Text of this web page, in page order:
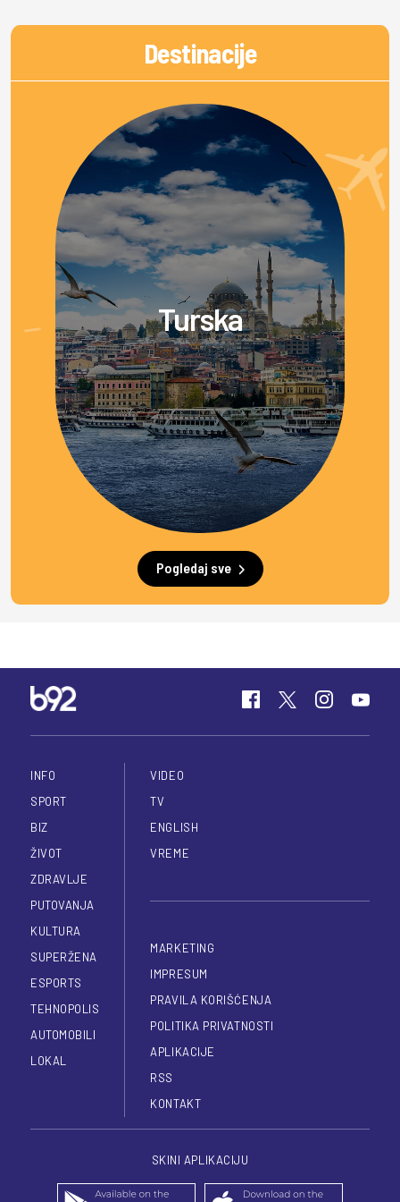
Destinacije
Turska
Pogledaj sve
INFO
SPORT
BIZ
ŽIVOT
ZDRAVLJE
PUTOVANJA
KULTURA
SUPERŽENA
ESPORTS
TEHNOPOLIS
AUTOMOBILI
LOKAL
VIDEO
TV
ENGLISH
VREME
MARKETING
IMPRESUM
PRAVILA KORIŠĆENJA
POLITIKA PRIVATNOSTI
APLIKACIJE
RSS
KONTAKT
SKINI APLIKACIJU